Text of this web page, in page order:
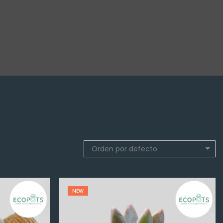
Orden por defecto
NEW